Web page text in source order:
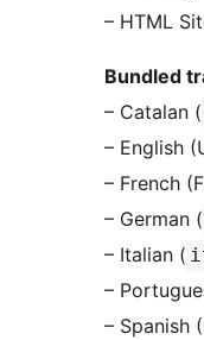
– HTML
Bundled
– Catalan (
– English
– French
– German (
– Italian (
–
– Spanish